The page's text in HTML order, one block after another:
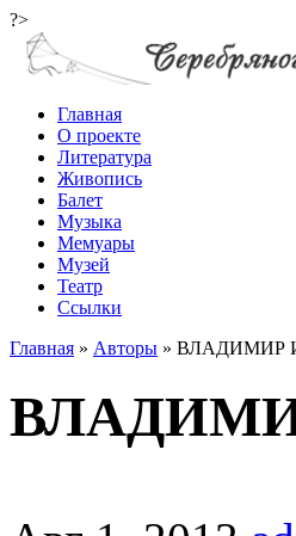
?>
Главная
О проекте
Литература
Живопись
Балет
Музыка
Мемуары
Музей
Театр
Ссылки
Главная » Авторы » ВЛАДИМИР